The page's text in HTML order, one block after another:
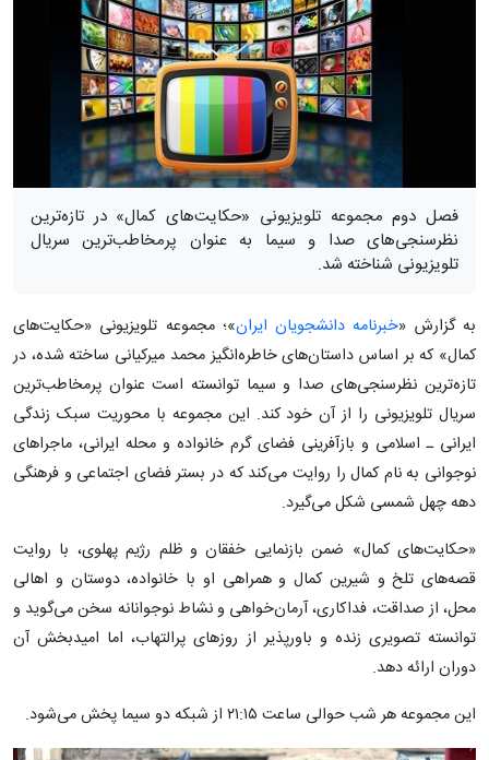
فصل دوم مجموعه تلویزیونی «حکایت‌های کمال» در تازه‌ترین
نظرسنجی‌های صدا و سیما به عنوان پرمخاطب‌ترین سریال
تلویزیونی شناخته شد.
به گزارش «خبرنامه دانشجویان ایران»؛ مجموعه تلویزیونی «حکایت‌های
کمال» که بر اساس داستان‌های خاطره‌انگیز محمد میرکیانی ساخته شده، در
تازه‌ترین نظرسنجی‌های صدا و سیما توانسته است عنوان پرمخاطب‌ترین
سریال تلویزیونی را از آن خود کند. این مجموعه با محوریت سبک زندگی
ایرانی ـ اسلامی و بازآفرینی فضای گرم خانواده و محله ایرانی، ماجراهای
نوجوانی به نام کمال را روایت می‌کند که در بستر فضای اجتماعی و فرهنگی
دهه چهل شمسی شکل می‌گیرد.
«حکایت‌های کمال» ضمن بازنمایی خفقان و ظلم رژیم پهلوی، با روایت
قصه‌های تلخ و شیرین کمال و همراهی او با خانواده، دوستان و اهالی
محل، از صداقت، فداکاری، آرمان‌خواهی و نشاط نوجوانانه سخن می‌گوید و
توانسته تصویری زنده و باورپذیر از روزهای پرالتهاب، اما امیدبخش آن
دوران ارائه دهد.
این مجموعه هر شب حوالی ساعت ۲۱:۱۵ از شبکه دو سیما پخش می‌شود.